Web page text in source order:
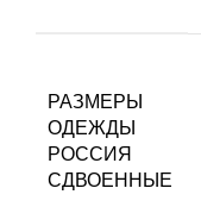
РАЗМЕРЫ
ОДЕЖДЫ
РОССИЯ
СДВОЕННЫЕ